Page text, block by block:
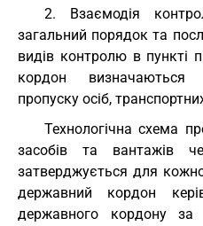
2. Взаємодія
загальний порядок та
видів контролю в пункті
кордон визначаються
пропуску осіб,
Технологічна схема
засобів та вантажів
затверджується для
державний кордон
державного кордону